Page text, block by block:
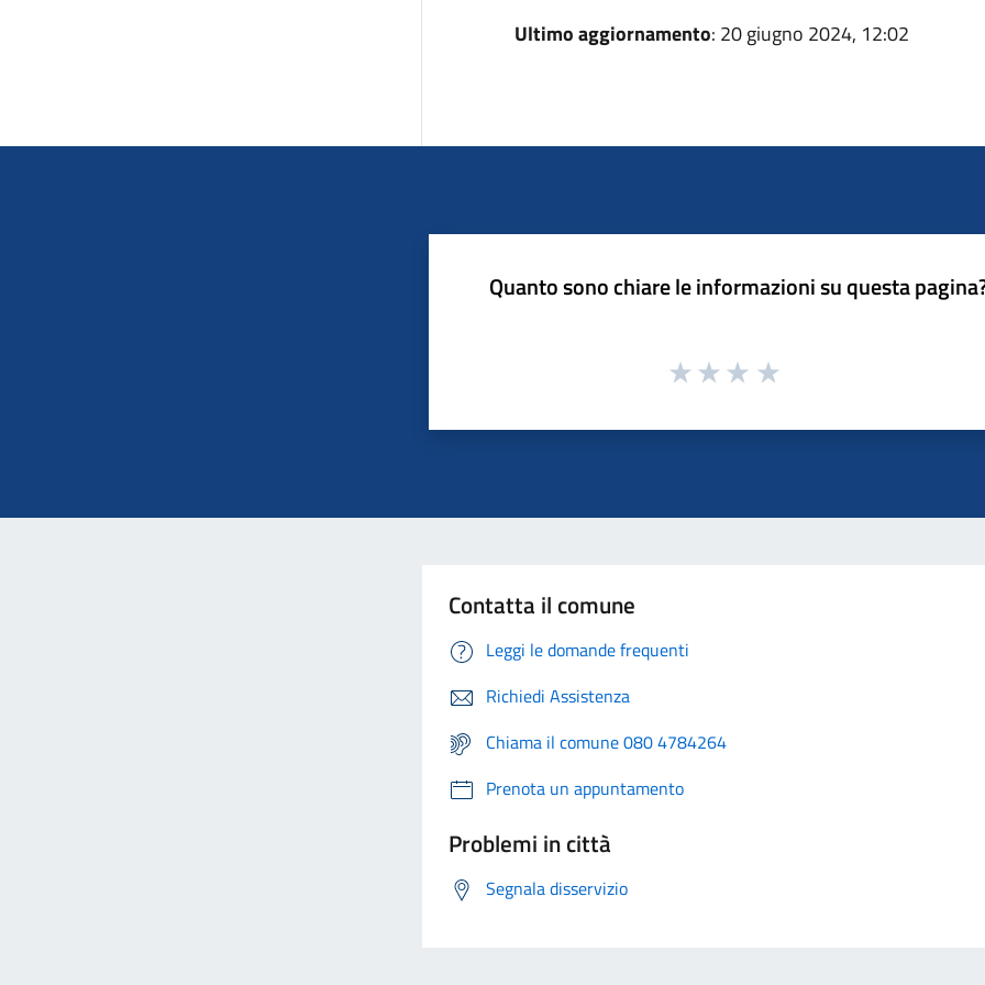
Ultimo aggiornamento: 20 giugno 2024, 12:02
Quanto sono chiare le informazioni su questa
Contatta il comune
Leggi le domande frequenti
Richiedi Assistenza
Chiama il comune 080 4784264
Prenota un appuntamento
Problemi in città
Segnala disservizio